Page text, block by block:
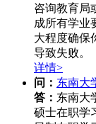
咨询教育局
成所有学业
大程度确保
导致失败。
详情>
问： 东南大
答： 东南大
硕士在职学